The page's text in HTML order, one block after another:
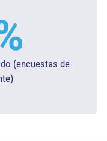
(encuestas de